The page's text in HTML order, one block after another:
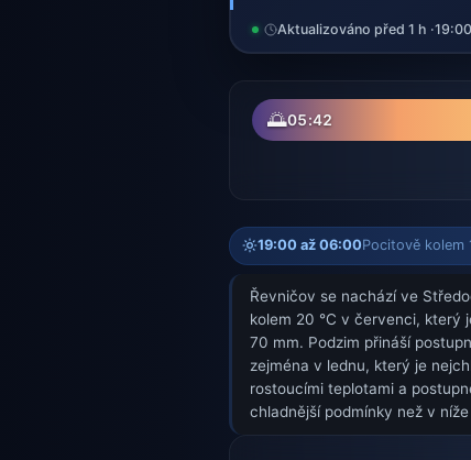
Aktualizováno před 1 h ·19:00
🌅05:42
19:00 až 06:00Pocitově kolem
Řevničov se nachází ve
kolem 20 °C v červenci, který
70 mm. Podzim přináší
zejména v lednu, který je
rostoucími teplotami a
chladnější podmínky než v